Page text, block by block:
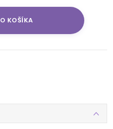
KOŠÍKA